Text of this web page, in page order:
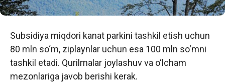
Subsidiya miqdori kanat parkini tashkil etish uchun
80 mln so‘m, ziplaynlar uchun esa 100 mln so‘mni
tashkil etadi. Qurilmalar joylashuv va o‘lcham
mezonlariga javob berishi kerak.